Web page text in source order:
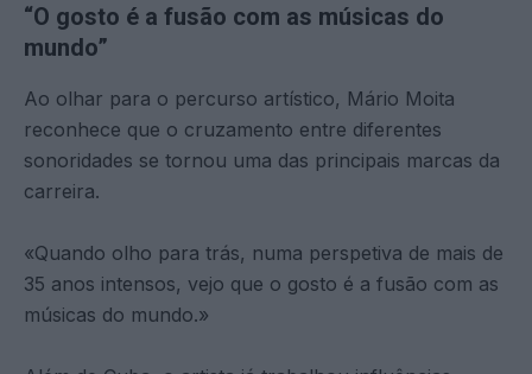
“O gosto é a fusão com as músicas do
mundo”
Ao olhar para o percurso artístico, Mário Moita
reconhece que o cruzamento entre diferentes
sonoridades se tornou uma das principais marcas da
carreira.
«Quando olho para trás, numa perspetiva de mais de
35 anos intensos, vejo que o gosto é a fusão com as
músicas do mundo.»